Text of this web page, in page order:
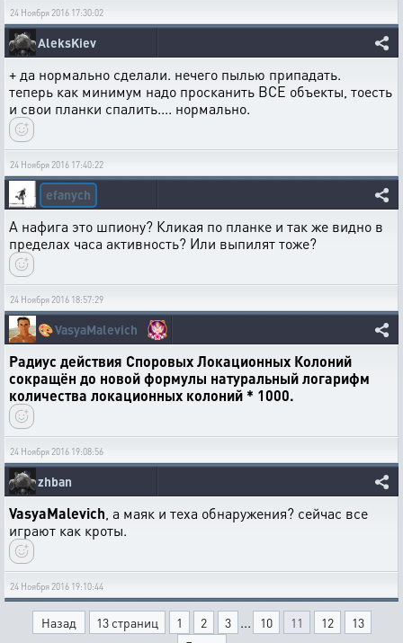
24 Ноября 2016 17:30:02
AleksKiev
+ да нормально сделали. нечего пылью припадать.
теперь как минимум надо просканить ВСЕ объекты, тоесть
и свои планки спалить.... нормально.
24 Ноября 2016 17:40:22
efanych
А нафига это шпиону? Кликая по планке и так же видно в
пределах часа активность? Или выпилят тоже?
24 Ноября 2016 18:57:29
🎨VasyaMalevich
Радиус действия Споровых Локационных Колоний
сокращён до новой формулы натуральный логарифм
количества локационных колоний * 1000.
24 Ноября 2016 19:08:56
zhban
VasyaMalevich , а маяк и теха обнаружения? сейчас все
играют как кроты.
24 Ноября 2016 19:10:44
Назад 13 страниц 1 2 3 ... 10 11 12
13